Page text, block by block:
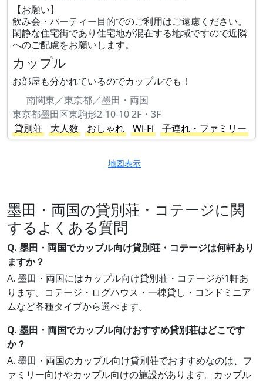
【お願い】
飲み会・パーティー目的でのご利用はご遠慮ください。
閑静な住宅街であり住宅地が混在する地域ですので近隣
へのご配慮をお願いします。
カップル
お部屋も分かれているのでカップルでも！
南関東／東京都／墨田・両国
東京都墨田区東駒形2-10-10 2F・3F
貸別荘
大人数 おしゃれ Wi-Fi 子連れ・ファミリー
地図表示
墨田・両国の貸別荘・コテージに関
するよくある質問
Q. 墨田・両国でカップル向け貸別荘・コテージは何軒あり
ますか？
A. 墨田・両国にはカップル向け貸別荘・コテージが1軒あ
ります。コテージ・ログハウス・一棟貸し・コンドミニア
ムなど各種タイプから選べます。
Q. 墨田・両国でカップル向けおすすめ貸別荘はどこです
か？
A. 墨田・両国のカップル向け貸別荘でおすすめなのは、フ
ァミリー向けやカップル向けの施設があります。カップル